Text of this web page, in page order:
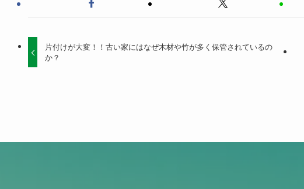
片付けが大変！！古い家にはなぜ木材や竹が多く保管されているの
か？